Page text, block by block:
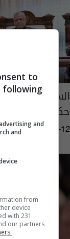
السوداني
حكومة
08:22 | 2026-04-12
to
following
and
and
from
device
with 231
our partners